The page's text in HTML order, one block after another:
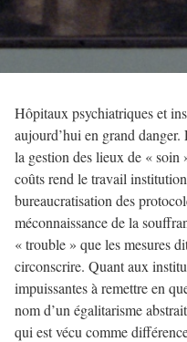
Hôpitaux psychiatriques et
aujourd’hui en grand
la gestion des lieux de « soin
coûts rend le travail
bureaucratisation des
méconnaissance de la
« trouble » que les mesures
circonscrire. Quant aux
impuissantes à remettre en
nom d’un égalitarisme
qui est vécu comme